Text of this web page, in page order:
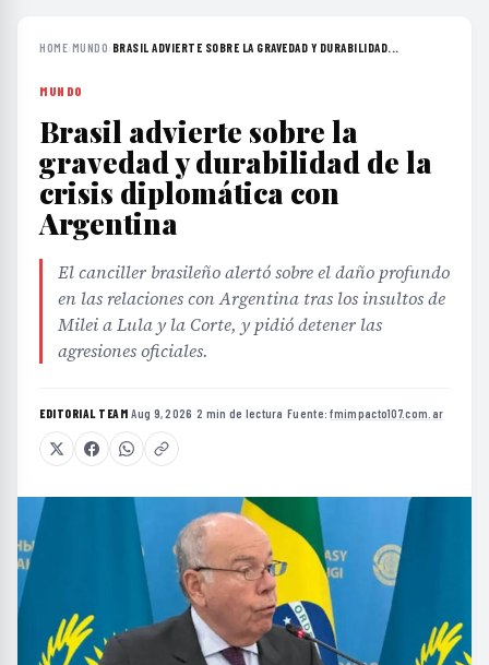
HOME›MUNDO› BRASIL ADVIERTE SOBRE LA GRAVEDAD Y DURABILIDAD...
MUNDO
Brasil advierte sobre la
gravedad y durabilidad de la
crisis diplomática con
Argentina
El canciller brasileño alertó sobre el daño profundo
en las relaciones con Argentina tras los insultos de
Milei a Lula y la Corte, y pidió detener las
agresiones oficiales.
EDITORIAL TEAM·Aug 9, 2026 ·2 min de lectura ·Fuente:fmimpacto107.com.ar